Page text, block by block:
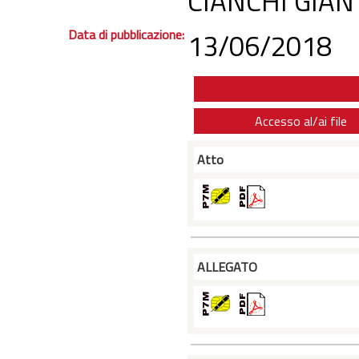
Data di pubblicazione: 13/06/2018
Accesso al/ai file
Atto
ALLEGATO